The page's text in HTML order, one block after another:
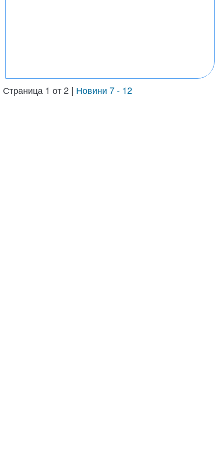
Страница 1 от 2 | Новини 7 - 12